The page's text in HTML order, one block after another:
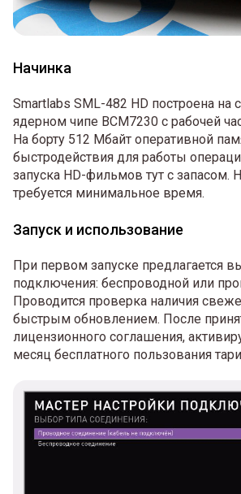
Начинка
Smartlabs SML-482 HD построена на
ядерном чипе BCM7230 с рабочей
На борту 512 Мбайт оперативной
быстродействия для работы
запуска HD-фильмов тут с запасом.
требуется минимальное время.
Запуск и использование
При первом запуске предлагается
подключения: беспроводной или
Проводится проверка наличия
быстрым обновлением. После
лицензионного соглашения,
месяц бесплатного пользования